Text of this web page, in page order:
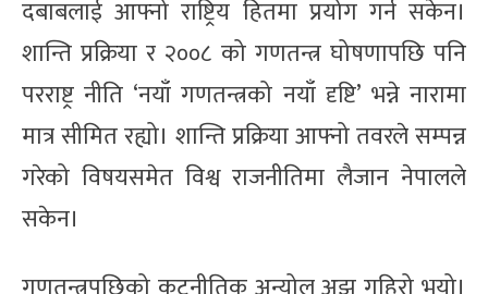
दबाबलाई आफ्नो राष्ट्रिय हितमा प्रयोग गर्न सकेन।
शान्ति प्रक्रिया र २००८ को गणतन्त्र घोषणापछि पनि
परराष्ट्र नीति ‘नयाँ गणतन्त्रको नयाँ दृष्टि’ भन्ने नारामा
मात्र सीमित रह्यो। शान्ति प्रक्रिया आफ्नो तवरले सम्पन्न
गरेको विषयसमेत विश्व राजनीतिमा लैजान नेपालले
सकेन।